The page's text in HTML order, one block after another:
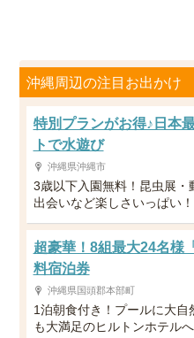
沖縄周辺の注目お出かけ
特別プランがお得♪日本
トで水遊び
沖縄県沖縄市
3歳以下入園無料！昆虫展・
出会いなど楽しさいっぱい！
超豪華！8組最大24名様
料宿泊券
沖縄県国頭郡本部町
1泊朝食付き！プールに大自
も大満足のヒルトンホテルへ